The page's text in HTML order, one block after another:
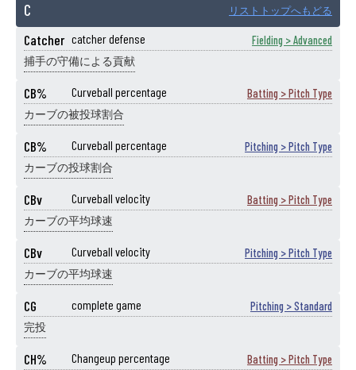
C リストトップへもどる
Catcher catcher defense Fielding > Advanced
捕手の守備による貢献
CB% Curveball percentage Batting > Pitch Type
カーブの被投球割合
CB% Curveball percentage Pitching > Pitch Type
カーブの投球割合
CBv Curveball velocity Batting > Pitch Type
カーブの平均球速
CBv Curveball velocity Pitching > Pitch Type
カーブの平均球速
CG complete game Pitching > Standard
完投
CH% Changeup percentage Batting > Pitch Type